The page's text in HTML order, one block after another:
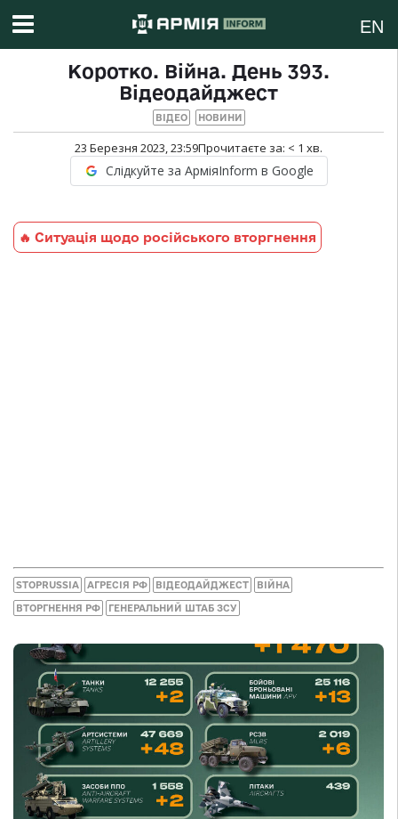
EN
Коротко. Війна. День 393.
Відеодайджест
ВІДЕО НОВИНИ
23 Березня 2023, 23:59Прочитаєте за: < 1 хв.
Слідкуйте за АрміяInform в Google
🔥 Ситуація щодо російського вторгнення
STOPRUSSIA АГРЕСІЯ РФ ВІДЕОДАЙДЖЕСТ ВІЙНА
ВТОРГНЕННЯ РФ ГЕНЕРАЛЬНИЙ ШТАБ ЗСУ